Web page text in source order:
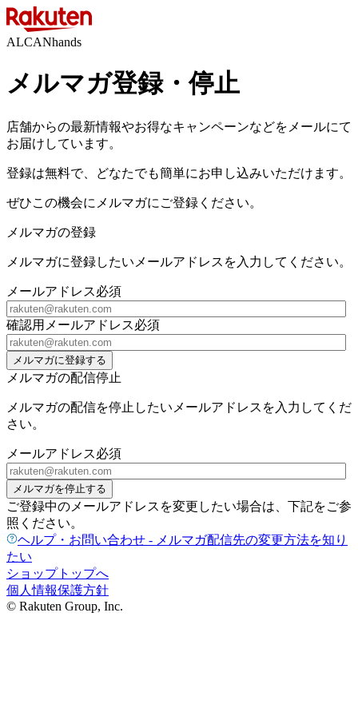
ALCANhands
メルマガ登録・停止
店舗からの最新情報やお得なキャンペーンなどをメールにて
お届けしています。
登録は無料で、どなたでも簡単にお申し込みいただけます。
ぜひこの機会にメルマガにご登録ください。
メルマガの登録
メルマガに登録したいメールアドレスを入力してください。
メールアドレス必須
確認用メールアドレス必須
メルマガに登録する
メルマガの配信停止
メルマガの配信を停止したいメールアドレスを入力してくだ
さい。
メールアドレス必須
メルマガを停止する
ご登録中のメールアドレスを変更したい場合は、下記をご参
照ください。
ヘルプ・お問い合わせ - メルマガ配信先の変更方法を知り
たい
ショップトップへ
個人情報保護方針
© Rakuten Group, Inc.